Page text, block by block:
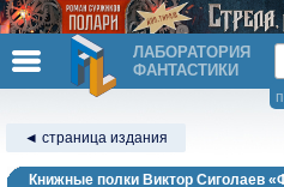
ЛАБОРАТОРИЯ
ФАНТАСТИКИ
◄ страница издания
Книжные полки Виктор Сиголаев